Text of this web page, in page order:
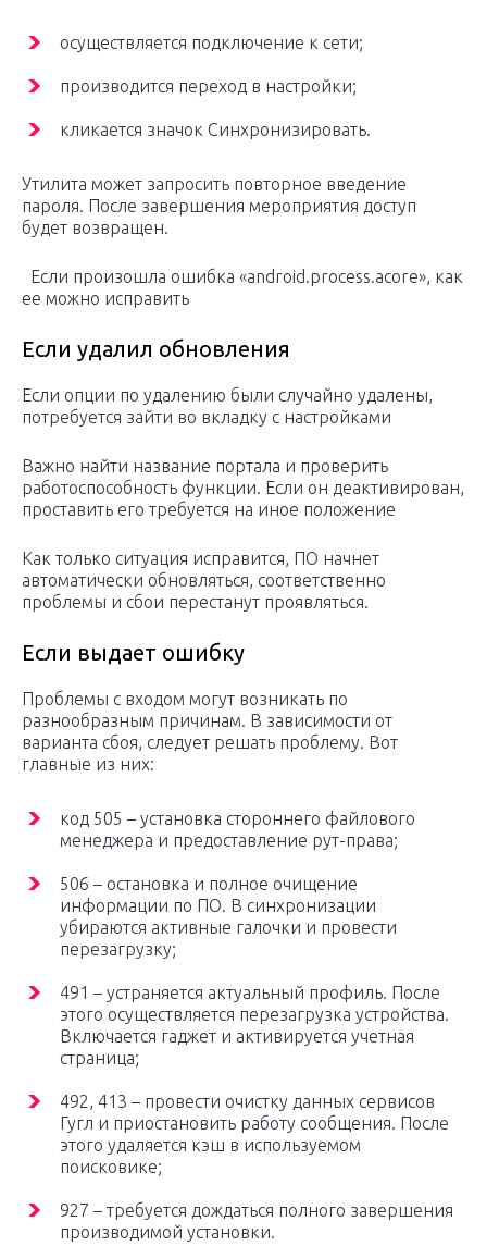
осуществляется подключение к сети;
производится переход в настройки;
кликается значок Синхронизировать.
Утилита может запросить повторное введение
пароля. После завершения мероприятия доступ
будет возвращен.
Если произошла ошибка «android.process.acore», как
ее можно исправить
Если удалил обновления
Если опции по удалению были случайно удалены,
потребуется зайти во вкладку с настройками
Важно найти название портала и проверить
работоспособность функции. Если он деактивирован,
проставить его требуется на иное положение
Как только ситуация исправится, ПО начнет
автоматически обновляться, соответственно
проблемы и сбои перестанут проявляться.
Если выдает ошибку
Проблемы с входом могут возникать по
разнообразным причинам. В зависимости от
варианта сбоя, следует решать проблему. Вот
главные из них:
код 505 – установка стороннего файлового
менеджера и предоставление рут-права;
506 – остановка и полное очищение
информации по ПО. В синхронизации
убираются активные галочки и провести
перезагрузку;
491 – устраняется актуальный профиль. После
этого осуществляется перезагрузка устройства.
Включается гаджет и активируется учетная
страница;
492, 413 – провести очистку данных сервисов
Гугл и приостановить работу сообщения. После
этого удаляется кэш в используемом
поисковике;
927 – требуется дождаться полного завершения
производимой установки.